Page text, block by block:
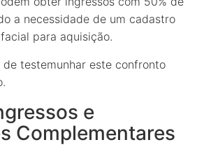
a necessidade de um cadastro
para aquisição.
testemunhar este confronto
e
Complementares